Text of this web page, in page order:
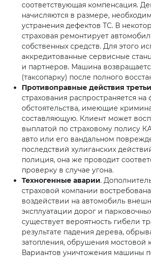
соответствующая компенсация.
начисляются в размере,
устранения дефектов ТС. В
страховая ремонтирует
собственных средств. Для этого
аккредитованные сервисные
и партнеров. Машина
(таксопарку) после полного
Противоправные действия
страхования распространяется
обстоятельства, имеющие
составляющую. Клиент может
выплатой по страховому полису
авто или его вандальном
последствий хулиганских
полиция, она же проводит
проверку в случае угона.
Техногенные аварии.
страховой компании
воздействии на автомобиль
эксплуатации дорог и
существует вероятность гибели
результате падения дерева,
затопления, обрушения мостовой
Вариантов уничтожения машины